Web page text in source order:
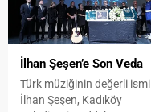
İlhan Şeşen’e Son Veda
Türk müziğinin değerli ismi
İlhan Şeşen, Kadıköy